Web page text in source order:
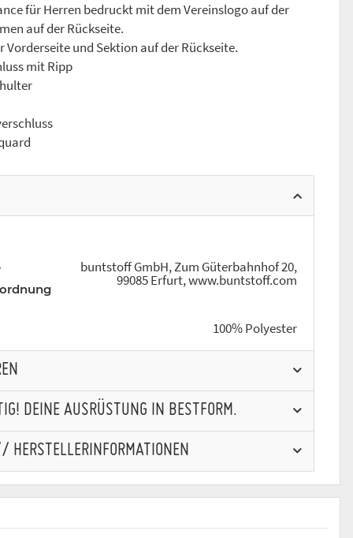
für Herren bedruckt mit dem Vereinslogo auf der
auf der Rückseite.
Vorderseite und Sektion auf der Rückseite.
mit Ripp
buntstoff GmbH, Zum Güterbahnhof 20,
99085 Erfurt, www.buntstoff.com
100% Polyester
DEINE AUSRÜSTUNG IN BESTFORM.
HERSTELLERINFORMATIONEN